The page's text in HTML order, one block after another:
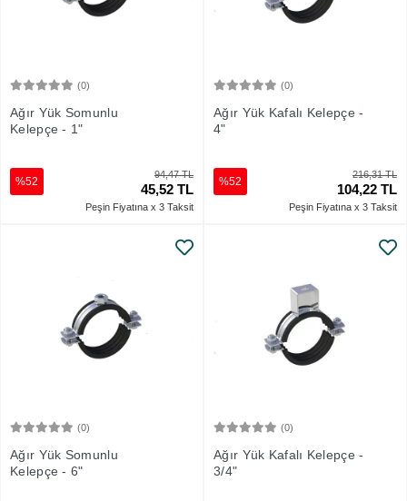
(0)
Ağır Yük Somunlu
Kelepçe - 1"
94,47 TL
45,52 TL
%52
Peşin Fiyatına x 3 Taksit
(0)
Ağır Yük Kafalı Kelepçe -
4"
216,31 TL
104,22 TL
%52
Peşin Fiyatına x 3 Taksit
(0)
Ağır Yük Somunlu
Kelepçe - 6"
(0)
Ağır Yük Kafalı Kelepçe -
3/4"